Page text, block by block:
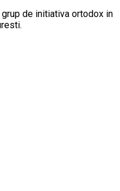
de initiativa ortodox in